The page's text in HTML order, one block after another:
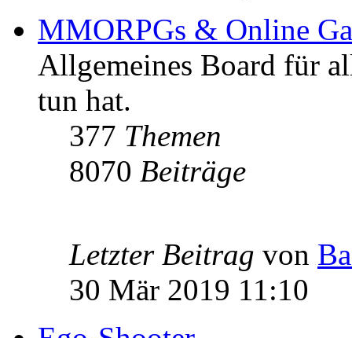
MMORPGs & Online
Allgemeines Board für
tun hat.
377 Themen
8070 Beiträge
Letzter Beitrag von
30 Mär 2019 11:10